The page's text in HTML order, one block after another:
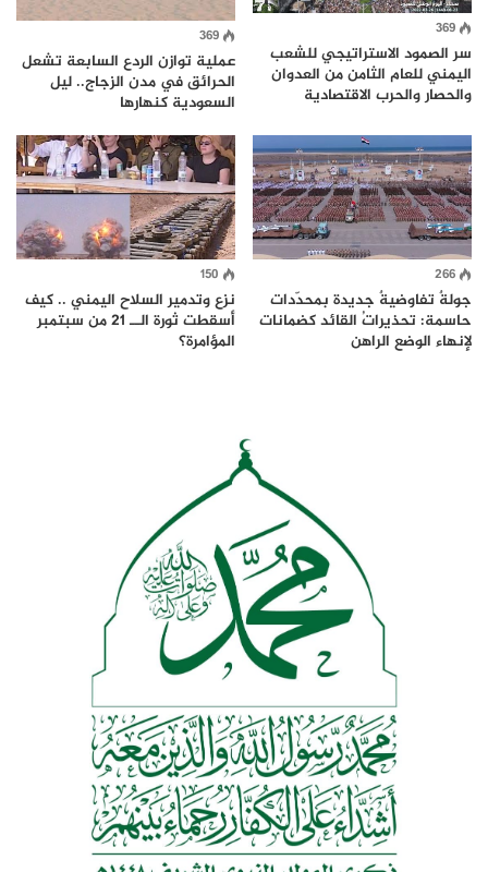
369
سر الصمود الاستراتيجي للشعب
اليمني للعام الثامن من العدوان
والحصار والحرب الاقتصادية
369
عملية توازن الردع السابعة تشعل
الحرائق في مدن الزجاج.. ليل
السعودية كنهارها
266
جولةٌ تفاوضيةٌ جديدة بمحدّدات
حاسمة: تحذيراتُ القائد كضمانات
لإنهاء الوضع الراهن
150
نزع وتدمير السلاح اليمني .. كيف
أسقطت ثورة الــ 21 من سبتمبر
المؤامرة؟